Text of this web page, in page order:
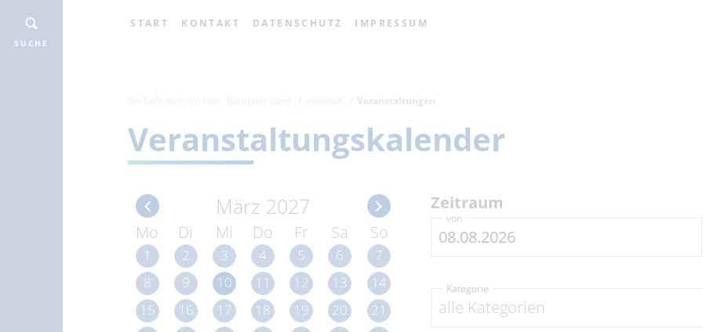
START KONTAKT DATENSCHUTZ IMPRESSUM
SUCHE
Veranstaltungen
Veranstaltungskalender
März 2027
Mo Di Mi Do Fr Sa So
1 2 3 4 5 6
7
8
9 10 11 12 13
14
15
16 17 18 19 20
21
Zeitraum
von
alle Kategorien
Kategorie